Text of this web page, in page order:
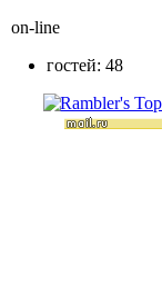
on-line
гостей: 48